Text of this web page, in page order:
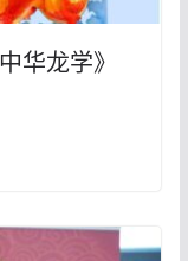
华龙学》